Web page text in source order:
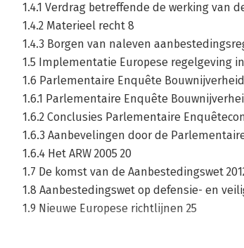
1.4.1 Verdrag betreffende de werking van
1.4.2 Materieel recht 8
1.4.3 Borgen van naleven
1.5 Implementatie Europese regelgeving
1.6 Parlementaire Enquête
1.6.1 Parlementaire Enquête
1.6.2 Conclusies Parlementaire
1.6.3 Aanbevelingen door de
1.6.4 Het ARW 2005 20
1.7 De komst van de Aanbestedingswet
1.8 Aanbestedingswet op defensie- en
1.9 Nieuwe Europese richtlijnen 25